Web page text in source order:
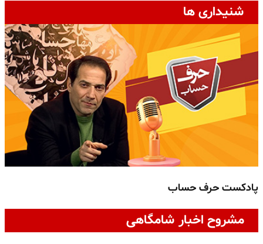
شنیداری ها
پادکست حرف حساب
مشروح اخبار شامگاهی